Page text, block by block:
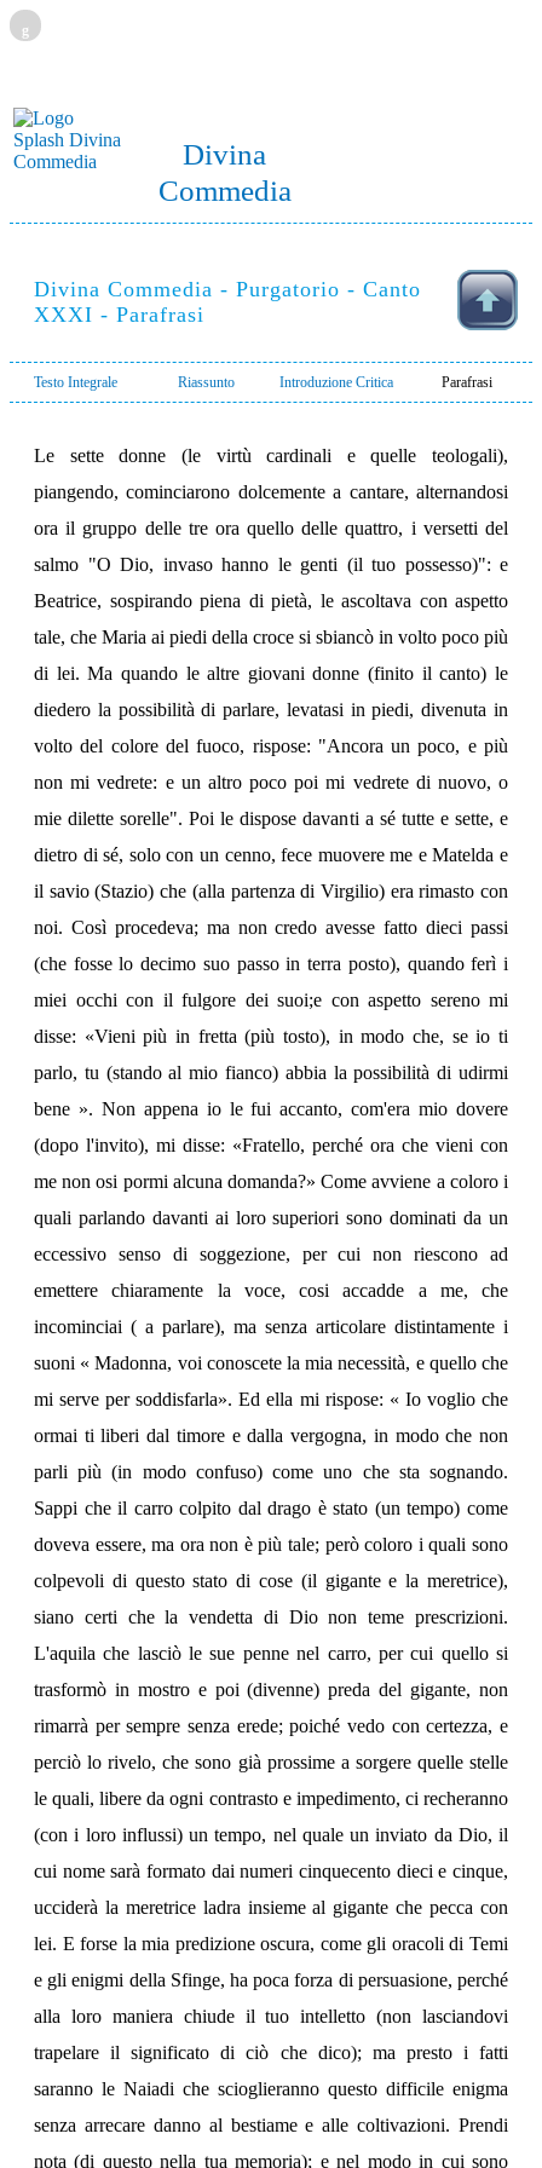
g
Divina
Commedia
Divina Commedia - Purgatorio - Canto
XXXI - Parafrasi
Testo Integrale Riassunto Introduzione Critica Parafrasi
Le sette donne (le virtù cardinali e quelle teologali),
piangendo, cominciarono dolcemente a cantare, alternandosi
ora il gruppo delle tre ora quello delle quattro, i versetti del
salmo "O Dio, invaso hanno le genti (il tuo possesso)": e
Beatrice, sospirando piena di pietà, le ascoltava con aspetto
tale, che Maria ai piedi della croce si sbiancò in volto poco più
di lei. Ma quando le altre giovani donne (finito il canto) le
diedero la possibilità di parlare, levatasi in piedi, divenuta in
volto del colore del fuoco, rispose: "Ancora un poco, e più
non mi vedrete: e un altro poco poi mi vedrete di nuovo, o
mie dilette sorelle". Poi le dispose davanti a sé tutte e sette, e
dietro di sé, solo con un cenno, fece muovere me e Matelda e
il savio (Stazio) che (alla partenza di Virgilio) era rimasto con
noi. Così procedeva; ma non credo avesse fatto dieci passi
(che fosse lo decimo suo passo in terra posto), quando ferì i
miei occhi con il fulgore dei suoi;e con aspetto sereno mi
disse: «Vieni più in fretta (più tosto), in modo che, se io ti
parlo, tu (stando al mio fianco) abbia la possibilità di udirmi
bene ». Non appena io le fui accanto, com'era mio dovere
(dopo l'invito), mi disse: «Fratello, perché ora che vieni con
me non osi pormi alcuna domanda?» Come avviene a coloro i
quali parlando davanti ai loro superiori sono dominati da un
eccessivo senso di soggezione, per cui non riescono ad
emettere chiaramente la voce, cosi accadde a me, che
incominciai ( a parlare), ma senza articolare distintamente i
suoni « Madonna, voi conoscete la mia necessità, e quello che
mi serve per soddisfarla». Ed ella mi rispose: « Io voglio che
ormai ti liberi dal timore e dalla vergogna, in modo che non
parli più (in modo confuso) come uno che sta sognando.
Sappi che il carro colpito dal drago è stato (un tempo) come
doveva essere, ma ora non è più tale; però coloro i quali sono
colpevoli di questo stato di cose (il gigante e la meretrice),
siano certi che la vendetta di Dio non teme prescrizioni.
L'aquila che lasciò le sue penne nel carro, per cui quello si
trasformò in mostro e poi (divenne) preda del gigante, non
rimarrà per sempre senza erede; poiché vedo con certezza, e
perciò lo rivelo, che sono già prossime a sorgere quelle stelle
le quali, libere da ogni contrasto e impedimento, ci recheranno
(con i loro influssi) un tempo, nel quale un inviato da Dio, il
cui nome sarà formato dai numeri cinquecento dieci e cinque,
ucciderà la meretrice ladra insieme al gigante che pecca con
lei. E forse la mia predizione oscura, come gli oracoli di Temi
e gli enigmi della Sfinge, ha poca forza di persuasione, perché
alla loro maniera chiude il tuo intelletto (non lasciandovi
trapelare il significato di ciò che dico); ma presto i fatti
saranno le Naiadi che scioglieranno questo difficile enigma
senza arrecare danno al bestiame e alle coltivazioni. Prendi
nota (di questo nella tua memoria); e nel modo in cui sono